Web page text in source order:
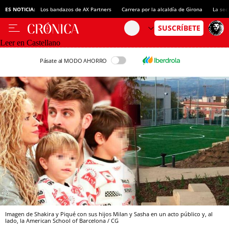
ES NOTICIA: Los bandazos de AX Partners Carrera por la alcaldía de Girona La
Leer en Castellano
Pásate al MODO AHORRO
Imagen de Shakira y Piqué con sus hijos Milan y Sasha en un acto público y, al
lado, la American School of Barcelona / CG